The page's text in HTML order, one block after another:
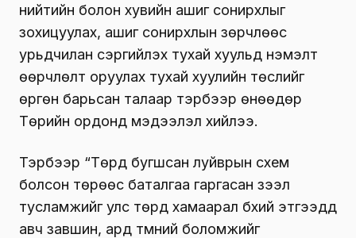
нийтийн болон хувийн ашиг сонирхлыг
зохицуулах, ашиг сонирхлын зөрчлөөс
урьдчилан сэргийлэх тухай хуульд нэмэлт
өөрчлөлт оруулах тухай хуулийн төслийг
өргөн барьсан талаар тэрбээр өнөөдөр
Төрийн ордонд мэдээлэл хийлээ.
Тэрбээр “Төрд бугшсан луйврын схем
болсон төрөөс баталгаа гаргасан зээл
тусламжийг улс төрд хамаарал бүхий этгээдүүд
авч завшин, ард түмний боломжийг